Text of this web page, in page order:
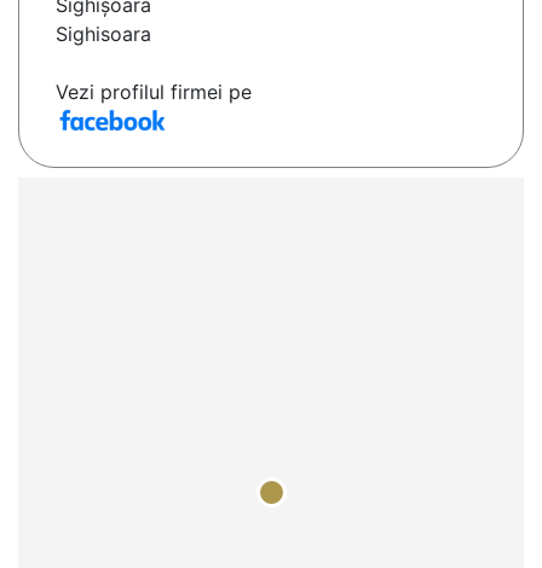
Sighişoara
Sighisoara
Vezi profilul firmei pe